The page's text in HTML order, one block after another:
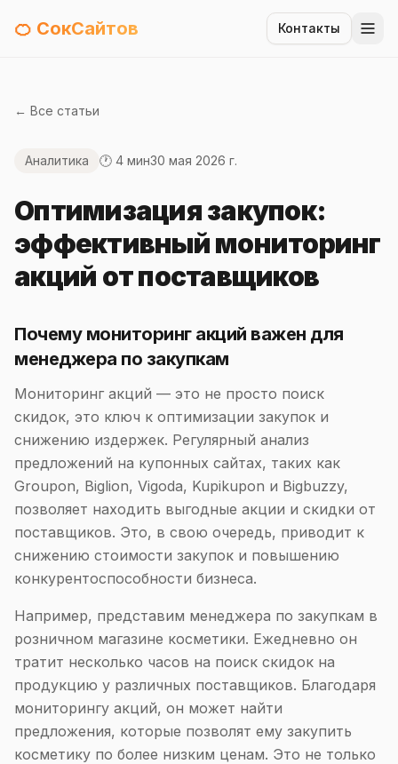
🍊 СокСайтов Контакты
← Все статьи
Аналитика 🕐 4 мин30 мая 2026 г.
Оптимизация закупок:
эффективный мониторинг
акций от поставщиков
Почему мониторинг акций важен для
менеджера по закупкам
Мониторинг акций — это не просто поиск
скидок, это ключ к оптимизации закупок и
снижению издержек. Регулярный анализ
предложений на купонных сайтах, таких как
Groupon, Biglion, Vigoda, Kupikupon и Bigbuzzy,
позволяет находить выгодные акции и скидки от
поставщиков. Это, в свою очередь, приводит к
снижению стоимости закупок и повышению
конкурентоспособности бизнеса.
Например, представим менеджера по закупкам в
розничном магазине косметики. Ежедневно он
тратит несколько часов на поиск скидок на
продукцию у различных поставщиков. Благодаря
мониторингу акций, он может найти
предложения, которые позволят ему закупить
косметику по более низким ценам. Это не только